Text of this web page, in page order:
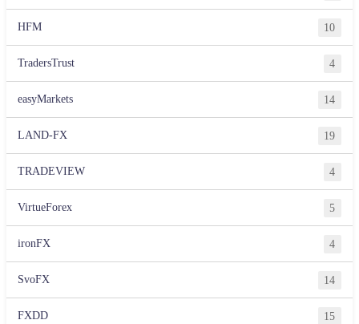
HFM 10
TradersTrust 4
easyMarkets 14
LAND-FX 19
TRADEVIEW 4
VirtueForex 5
ironFX 4
SvoFX 14
FXDD 15